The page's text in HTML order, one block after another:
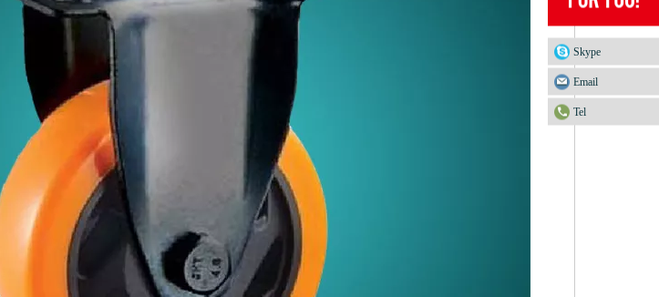
Skype
Email
Tel